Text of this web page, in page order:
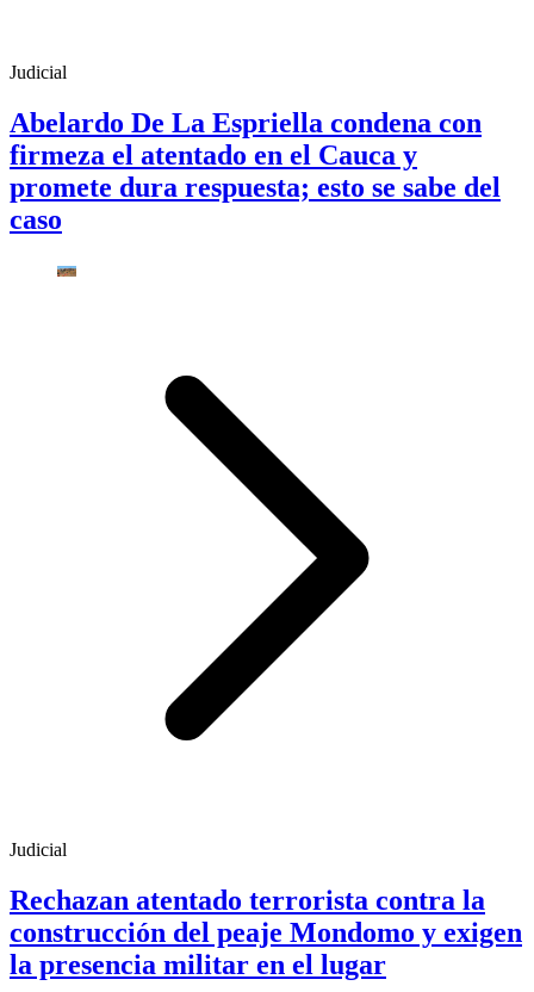
Judicial
Abelardo De La Espriella condena con
firmeza el atentado en el Cauca y
promete dura respuesta; esto se sabe del
caso
Judicial
Rechazan atentado terrorista contra la
construcción del peaje Mondomo y exigen
la presencia militar en el lugar